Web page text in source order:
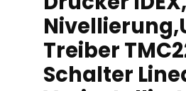
Treiber
Schalter